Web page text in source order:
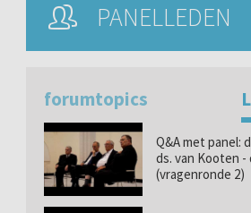
PANELLEDEN
forumtopics
Q&A met panel:
ds. van Kooten -
(vragenronde 2)